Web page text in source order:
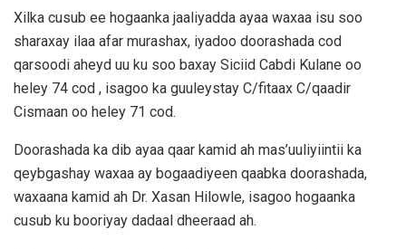
Xilka cusub ee hogaanka jaaliyadda ayaa waxaa isu soo
sharaxay ilaa afar murashax, iyadoo doorashada cod
qarsoodi aheyd uu ku soo baxay Siciid Cabdi Kulane oo
heley 74 cod , isagoo ka guuleystay C/fitaax C/qaadir
Cismaan oo heley 71 cod.
Doorashada ka dib ayaa qaar kamid ah mas’uuliyiintii ka
qeybgashay waxaa ay bogaadiyeen qaabka doorashada,
waxaana kamid ah Dr. Xasan Hilowle, isagoo hogaanka
cusub ku booriyay dadaal dheeraad ah.